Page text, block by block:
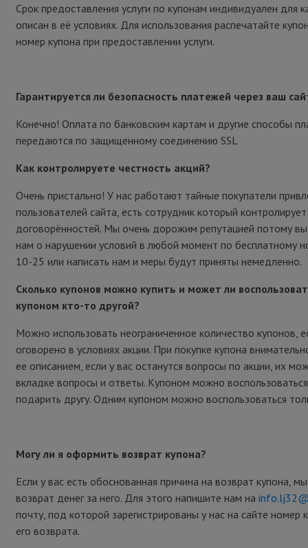
Срок предоставления услуги по купонам индивидуален для
описан в её условиях. Для использования распечатайте
номер купона при предоставлении услуги.
Гарантируется ли безопасность платежей через ваш
Конечно! Оплата по банковским картам и другие способы
передаются по защищенному соединению SSL
Как контролируете честность акций?
Очень пристально! У нас работают тайные покупатели
пользователей сайта, есть сотрудник который
договорённостей. Мы очень дорожим репутацией потому
нам о нарушении условий в любой момент по бесплатному
10-25 или написать нам и меры будут приняты немедленно.
Сколько купонов можно купить и может ли
купоном кто-то другой?
Можно использовать неограниченное количество купонов,
оговорено в условиях акции. При покупке купона
ее описанием, если у вас останутся вопросы по акции, их
вкладке вопросы и ответы. Купоном можно
подарить другу. Одним купоном можно воспользоваться
Могу ли я оформить возврат купона?
Если у вас есть обоснованная причина на возврат купона,
возврат денег за него. Для этого напишите нам на
почту, под которой зарегистрированы у нас на сайте номер
его возврата.